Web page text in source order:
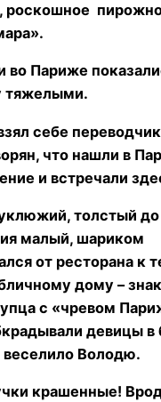
роскошное
во Париже
тяжелыми.
себе
что нашли в
и встречали
толстый до
малый, шариком
от ресторана к
дому –
с «чревом
девицы в
веселило Володю.
крашенные!